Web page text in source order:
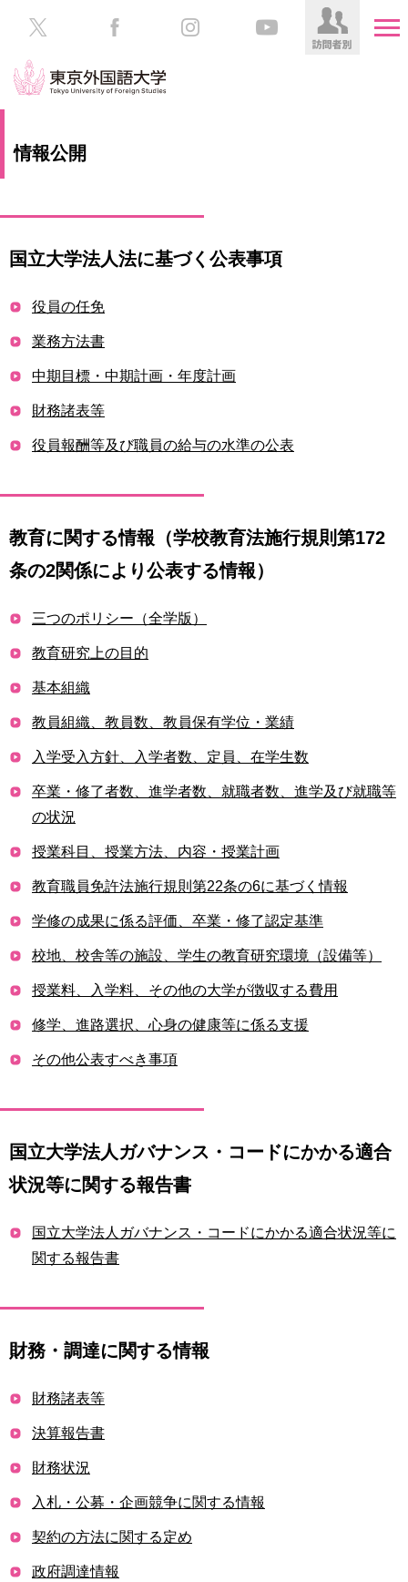
案
部・
学
／
育
会
連
携
入
情
寄
を
る
問
い
わ
通
ア
セ
ト
マ
ッ
験
方
在
の
方
保
者
方
卒
生
方
一
地
の
教
員
情報公開
国立大学法人法に基づく公表事項
役員の任免
業務方法書
中期目標・中期計画・年度計画
財務諸表等
役員報酬等及び職員の給与の水準の公表
教育に関する情報（学校教育法施行規則第172
条の2関係により公表する情報）
三つのポリシー（全学版）
教育研究上の目的
基本組織
教員組織、教員数、教員保有学位・業績
入学受入方針、入学者数、定員、在学生数
卒業・修了者数、進学者数、就職者数、進学及び就職等
の状況
授業科目、授業方法、内容・授業計画
教育職員免許法施行規則第22条の6に基づく情報
学修の成果に係る評価、卒業・修了認定基準
校地、校舎等の施設、学生の教育研究環境（設備等）
授業料、入学料、その他の大学が徴収する費用
修学、進路選択、心身の健康等に係る支援
その他公表すべき事項
国立大学法人ガバナンス・コードにかかる適合
状況等に関する報告書
国立大学法人ガバナンス・コードにかかる適合状況等に
関する報告書
財務・調達に関する情報
財務諸表等
決算報告書
財務状況
入札・公募・企画競争に関する情報
契約の方法に関する定め
政府調達情報